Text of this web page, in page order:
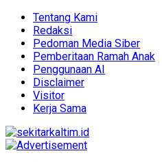
Tentang Kami
Redaksi
Pedoman Media Siber
Pemberitaan Ramah Anak
Penggunaan AI
Disclaimer
Visitor
Kerja Sama